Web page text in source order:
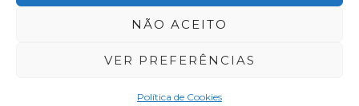
NÃO ACEITO
VER PREFERÊNCIAS
Política de Cookies
Desenvolvido por Conexione